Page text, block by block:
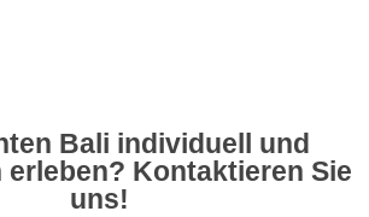
Bali individuell und
Kontaktieren Sie
uns!